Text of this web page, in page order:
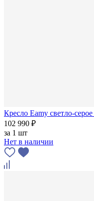
Кресло Eamy светло-
102 990 ₽
за 1 шт
Нет в наличии